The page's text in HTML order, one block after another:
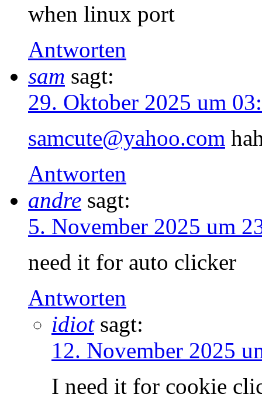
when linux port
Antworten
sam sagt:
29. Oktober 2025 um
samcute@yahoo.com
Antworten
andre sagt:
5. November 2025 um
need it for auto clicker
Antworten
idiot sagt:
12. November 2025
I need it for cookie